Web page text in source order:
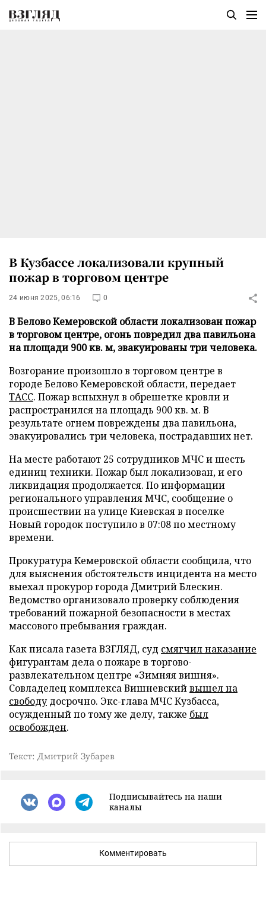
В Кузбассе локализовали крупный
пожар в торговом центре
24 июня 2025, 06:16 0
В Белово Кемеровской области локализован пожар
в торговом центре, огонь повредил два павильона
на площади 900 кв. м, эвакуированы три человека.
Возгорание произошло в торговом центре в
городе Белово Кемеровской области, передает
ТАСС. Пожар вспыхнул в обрешетке кровли и
распространился на площадь 900 кв. м. В
результате огнем повреждены два павильона,
эвакуировались три человека, пострадавших нет.
На месте работают 25 сотрудников МЧС и шесть
единиц техники. Пожар был локализован, и его
ликвидация продолжается. По информации
регионального управления МЧС, сообщение о
происшествии на улице Киевская в поселке
Новый городок поступило в 07:08 по местному
времени.
Прокуратура Кемеровской области сообщила, что
для выяснения обстоятельств инцидента на место
выехал прокурор города Дмитрий Блескин.
Ведомство организовало проверку соблюдения
требований пожарной безопасности в местах
массового пребывания граждан.
Как писала газета ВЗГЛЯД, суд смягчил наказание
фигурантам дела о пожаре в торгово-
развлекательном центре «Зимняя вишня».
Совладелец комплекса Вишневскийвышел на
свободудосрочно. Экс-глава МЧС Кузбасса,
осужденный по тому же делу, также был
освобожден.
Текст: Дмитрий Зубарев
Подписывайтесь на наши
каналы
Комментировать